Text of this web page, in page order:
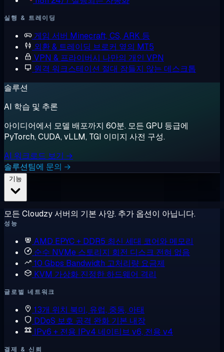
실행 & 트레이딩
게임 서버 Minecraft, CS, ARK 등
외환 & 트레이딩 브로커 옆의 MT5
VPN & 프라이버시 나만의 개인 VPN
원격 워크스테이션 절대 잠들지 않는 데스크톱
솔루션
AI 학습 및 추론
아이디어에서 모델 배포까지 60분. 모든 GPU 등급에
PyTorch, CUDA, vLLM, TGI 이미지 사전 구성.
AI 워크로드 보기 →
솔루션팀에 문의 →
모든 Cloudzy 서버의 기본 사양. 추가 옵션이 아닙니다.
성능
AMD EPYC + DDR5 최신 세대 코어와 메모리
순수 NVMe 스토리지 회전 디스크 전혀 없음
10 Gbps Bandwidth 고처리량 요금제
KVM 가상화 진정한 하드웨어 격리
글로벌 네트워크
13개 위치 북미, 유럽, 중동, 아태
DDoS 보호 공격 완화 기본 내장
IPv6 + 전용 IPv4 네이티브 v6, 전용 v4
결제 & 신뢰